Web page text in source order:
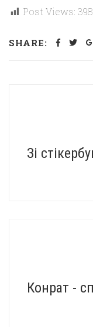
Post Views: 398
SHARE: